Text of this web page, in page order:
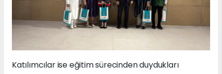
Katılımcılar ise eğitim sürecinden duydukları